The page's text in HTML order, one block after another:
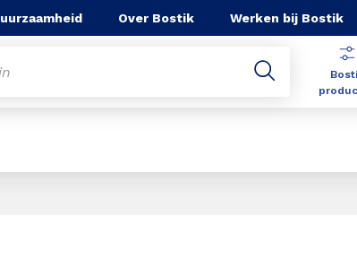
Over Bostik Werken bij Bostik